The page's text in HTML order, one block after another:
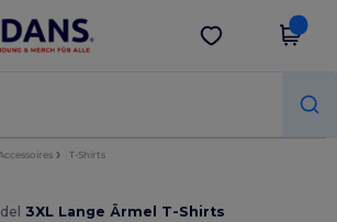
App
in der App!
App holen
T-Shirts
3XL Lange Ärmel T-Shirts